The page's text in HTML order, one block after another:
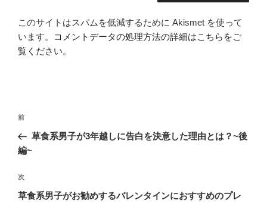
このサイトはスパムを低減するために Akismet を使って
います。
コメントデータの処理方法の詳細はこちらをご
覧ください。
投
ナ
ゲ
ー
前
の
投
前
草食系男子が3年越しに告白を決意した理由とは？~後
編~
次
の
次
草食系男子がお勧めするバレンタインにおすすめのプレ